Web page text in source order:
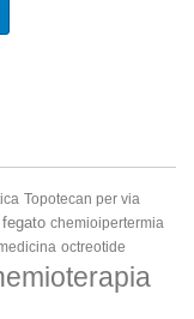
Topotecan per via
fegato chemioipertermia
octreotide